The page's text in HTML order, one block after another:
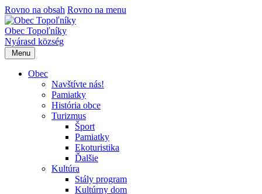
Rovno na obsah Rovno na menu
Obec Topoľníky
Nyárasd község
Menu
Obec
Navštívte nás!
Pamiatky
História obce
Turizmus
Šport
Pamiatky
Ekoturistika
Ďalšie
Kultúra
Stály program
Kultúrny dom